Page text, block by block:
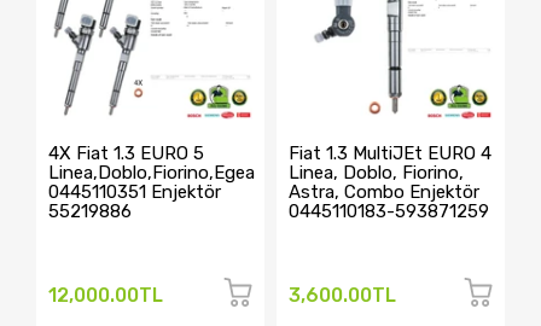
4X Fiat 1.3 EURO 5
Linea,Doblo,Fiorino,Egea
0445110351 Enjektör
55219886
12,000.00TL
Fiat 1.3 MultiJEt EURO 4
Linea, Doblo, Fiorino,
Astra, Combo Enjektör
0445110183-593871259
3,600.00TL